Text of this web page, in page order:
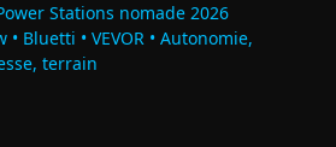
Stations nomade 2026
• Bluetti • VEVOR • Autonomie,
terrain